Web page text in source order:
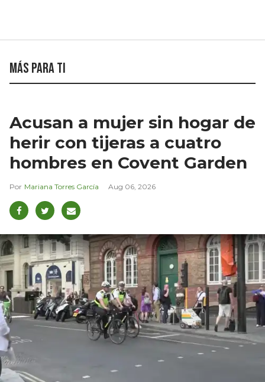
Más para ti
Acusan a mujer sin hogar de
herir con tijeras a cuatro
hombres en Covent Garden
Mariana Torres García Aug 06, 2026